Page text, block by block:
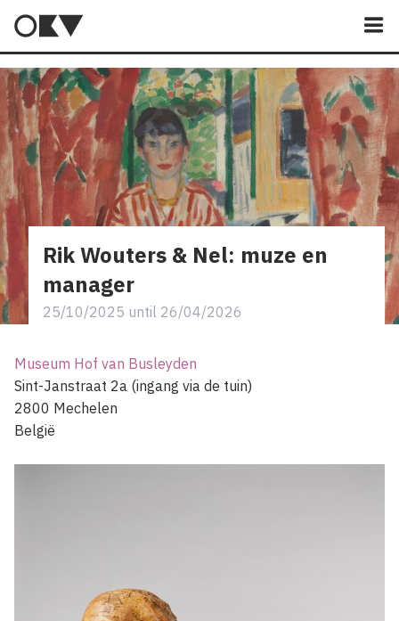
Rik Wouters & Nel: muze en
manager
25/10/2025 until 26/04/2026
Museum Hof van Busleyden
Sint-Janstraat 2a (ingang via de tuin)
2800 Mechelen
België